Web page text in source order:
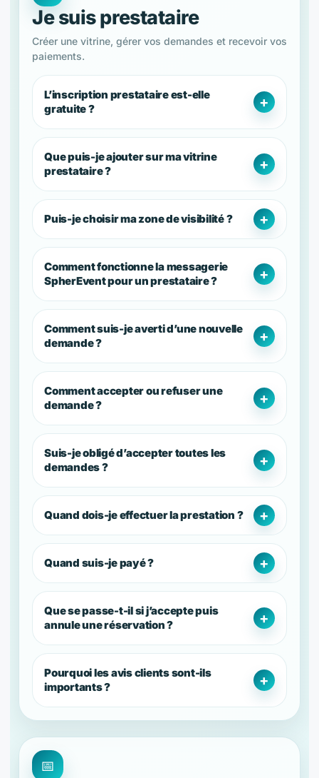
Je suis prestataire
Créer une vitrine, gérer vos demandes et recevoir vos
paiements.
L’inscription prestataire est-elle
gratuite ?
Que puis-je ajouter sur ma vitrine
prestataire ?
Puis-je choisir ma zone de visibilité ?
Comment fonctionne la messagerie
SpherEvent pour un prestataire ?
Comment suis-je averti d’une nouvelle
demande ?
Comment accepter ou refuser une
demande ?
Suis-je obligé d’accepter toutes les
demandes ?
Quand dois-je effectuer la prestation ?
Quand suis-je payé ?
Que se passe-t-il si j’accepte puis
annule une réservation ?
Pourquoi les avis clients sont-ils
importants ?
📅